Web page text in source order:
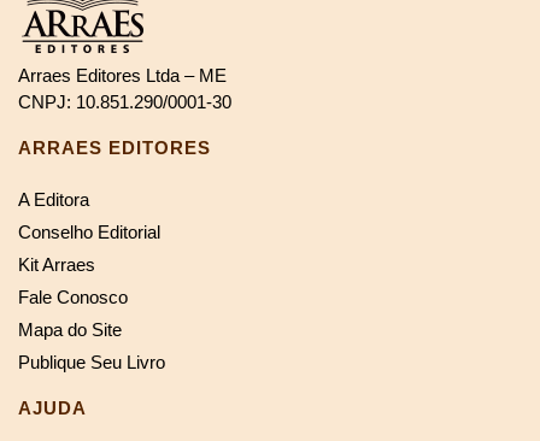
Arraes Editores Ltda – ME
CNPJ: 10.851.290/0001-30
ARRAES EDITORES
A Editora
Conselho Editorial
Kit Arraes
Fale Conosco
Mapa do Site
Publique Seu Livro
AJUDA